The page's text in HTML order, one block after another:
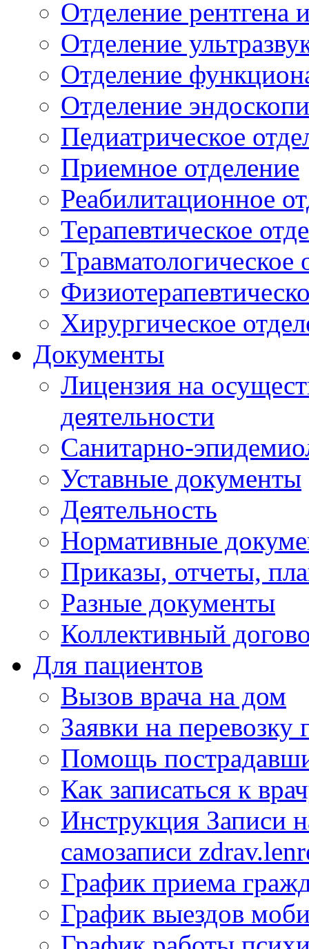
Отделение рентгена
Отделение
Отделение
Отделение
Педиатрическое
Приемное отделение
Реабилитационное
Терапевтическое
Травматологическое
Хирургическое
Документы
Лицензия на
деятельности
Санитарно-
Уставные документы
Деятельность
Нормативные
Приказы, отчеты,
Разные документы
Коллективный
Для пациентов
Вызов врача на дом
Заявки на перевозку
Помощь
Как записаться к
Инструкция Записи
самозаписи
График приема
График выездов